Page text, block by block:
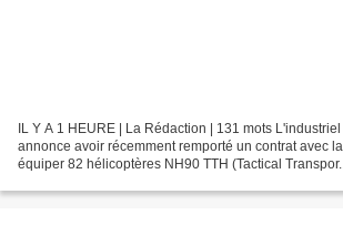
IL Y A 1 HEURE | La Rédaction | 131 mots
annonce avoir récemment remporté un contrat avec
équiper 82 hélicoptères NH90 TTH (Tactical